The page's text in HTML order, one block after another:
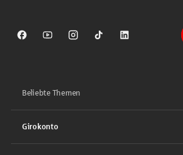
Sparkasse auf Facebook
Sparkasse auf Youtube
Sparkasse auf Instagram
Sparkasse auf TikTok
Sparkasse auf
Beliebte Themen
Girokonto